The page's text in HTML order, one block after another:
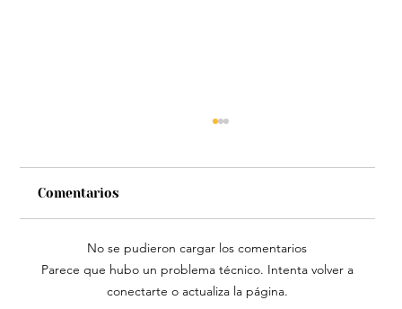
Comentarios
No se pudieron cargar los comentarios
Parece que hubo un problema técnico. Intenta volver a
conectarte o actualiza la página.